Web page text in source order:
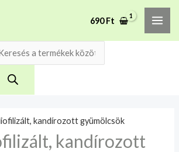
690Ft
x
á
kandírozott gyümölcsök
kandírozott
időre.
Megértettem